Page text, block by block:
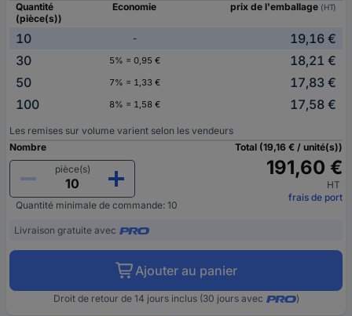
Quantité
(pièce(s))
Economie prix de l'emballage (HT)
10 -
19,16 €
30
5% = 0,95 €
18,21 €
50
7% = 1,33 €
17,83 €
100
8% = 1,58 € 17,58 €
Les remises sur volume varient selon les vendeurs
Nombre
pièce(s)
Quantité minimale de commande: 10
Total (19,16 € / unité(s))
191,60 €
HT
frais de port
Livraison gratuite avec
Ajouter au panier
Droit de retour de 14 jours inclus (30 jours avec )